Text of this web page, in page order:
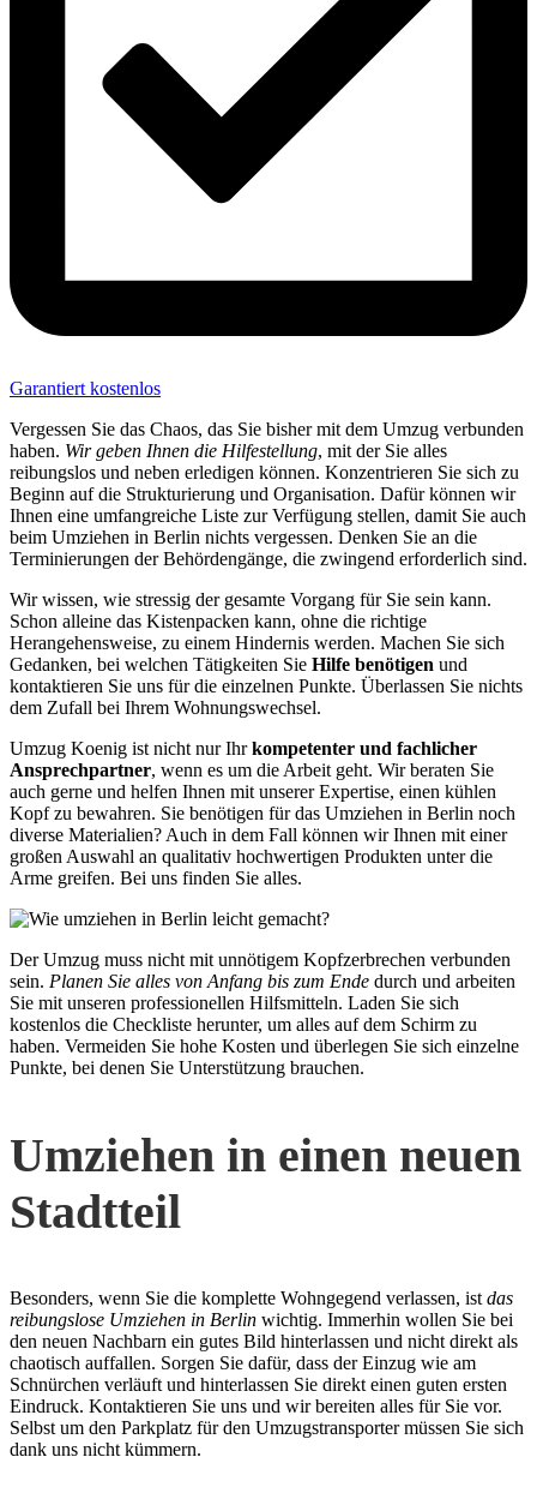
Garantiert kostenlos
Vergessen Sie das Chaos, das Sie bisher mit dem Umzug verbunden
haben. Wir geben Ihnen die Hilfestellung, mit der Sie alles
reibungslos und neben erledigen können. Konzentrieren Sie sich zu
Beginn auf die Strukturierung und Organisation. Dafür können wir
Ihnen eine umfangreiche Liste zur Verfügung stellen, damit Sie auch
beim Umziehen in Berlin nichts vergessen. Denken Sie an die
Terminierungen der Behördengänge, die zwingend erforderlich sind.
Wir wissen, wie stressig der gesamte Vorgang für Sie sein kann.
Schon alleine das Kistenpacken kann, ohne die richtige
Herangehensweise, zu einem Hindernis werden. Machen Sie sich
Gedanken, bei welchen Tätigkeiten Sie Hilfe benötigen und
kontaktieren Sie uns für die einzelnen Punkte. Überlassen Sie nichts
dem Zufall bei Ihrem Wohnungswechsel.
Umzug Koenig ist nicht nur Ihrkompetenter und fachlicher
Ansprechpartner, wenn es um die Arbeit geht. Wir beraten Sie
auch gerne und helfen Ihnen mit unserer Expertise, einen kühlen
Kopf zu bewahren. Sie benötigen für das Umziehen in Berlin noch
diverse Materialien? Auch in dem Fall können wir Ihnen mit einer
großen Auswahl an qualitativ hochwertigen Produkten unter die
Arme greifen. Bei uns finden Sie alles.
Der Umzug muss nicht mit unnötigem Kopfzerbrechen verbunden
sein. Planen Sie alles von Anfang bis zum Ende durch und arbeiten
Sie mit unseren professionellen Hilfsmitteln. Laden Sie sich
kostenlos die Checkliste herunter, um alles auf dem Schirm zu
haben. Vermeiden Sie hohe Kosten und überlegen Sie sich einzelne
Punkte, bei denen Sie Unterstützung brauchen.
Umziehen in einen neuen
Stadtteil
Besonders, wenn Sie die komplette Wohngegend verlassen, ist das
reibungslose Umziehen in Berlin wichtig. Immerhin wollen Sie bei
den neuen Nachbarn ein gutes Bild hinterlassen und nicht direkt als
chaotisch auffallen. Sorgen Sie dafür, dass der Einzug wie am
Schnürchen verläuft und hinterlassen Sie direkt einen guten ersten
Eindruck. Kontaktieren Sie uns und wir bereiten alles für Sie vor.
Selbst um den Parkplatz für den Umzugstransporter müssen Sie sich
dank uns nicht kümmern.